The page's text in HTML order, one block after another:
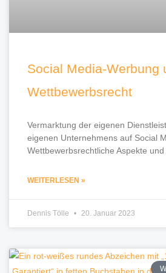
Social Media-Werbung
Wettbewerbsrecht
Vermarktung der eigenen
eigenen Unternehmens auf Social
Wettbewerbsrechtliche Aspekte und
WEITERLESEN »
Dennis Tölle 20. Januar 2023